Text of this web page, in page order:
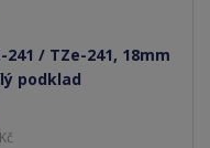
/ TZe-241, 18mm
podklad